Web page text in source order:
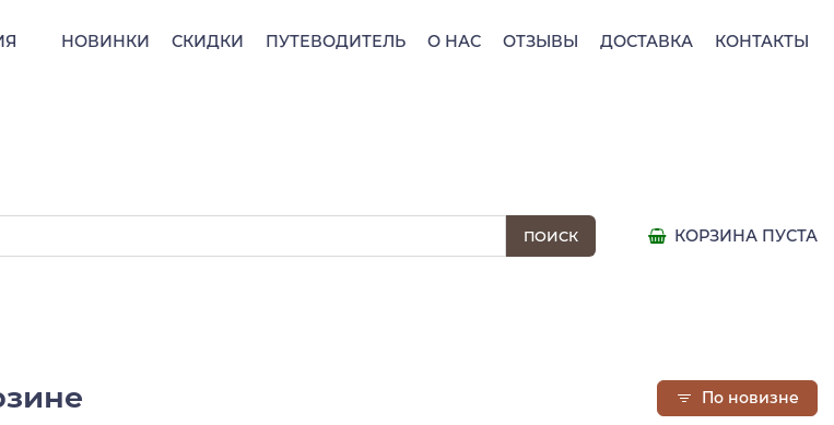
НОВИНКИ СКИДКИ ПУТЕВОДИТЕЛЬ О НАС ОТЗЫВЫ ДОСТАВКА КОНТАКТЫ
КОРЗИНА ПУСТА
По новизне